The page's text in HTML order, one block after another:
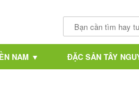
NAM ▼ ĐẶC SẢN TÂY